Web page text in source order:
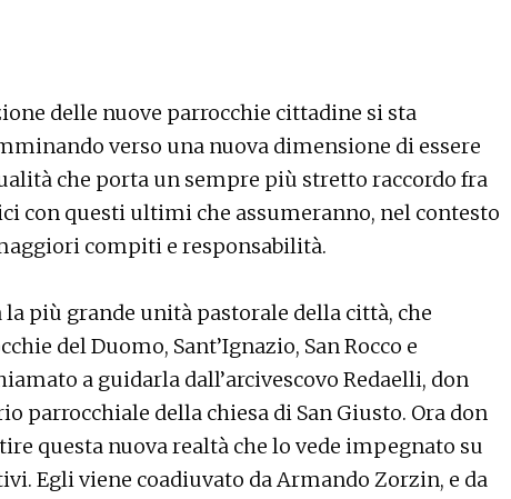
delle nuove parrocchie cittadine si sta
verso una nuova dimensione di essere
che porta un sempre più stretto raccordo fra
con questi ultimi che assumeranno, nel contesto
compiti e responsabilità.
più grande unità pastorale della città, che
del Duomo, Sant’Ignazio, San Rocco e
a guidarla dall’arcivescovo Redaelli, don
parrocchiale della chiesa di San Giusto. Ora don
questa nuova realtà che lo vede impegnato su
Egli viene coadiuvato da Armando Zorzin, e da